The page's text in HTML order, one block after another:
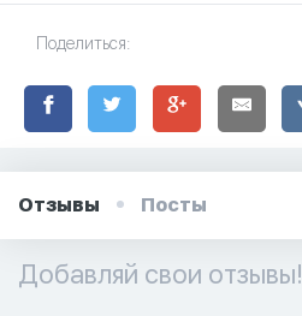
Поделиться:
Отзывы Посты
Добавляй свои